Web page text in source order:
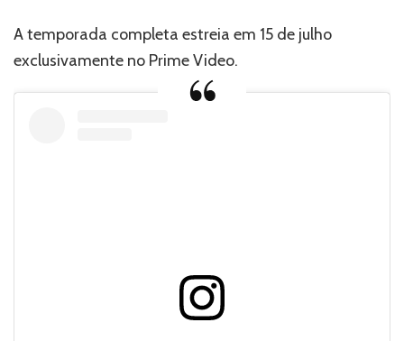
A temporada completa estreia em 15 de julho
exclusivamente no Prime Video.